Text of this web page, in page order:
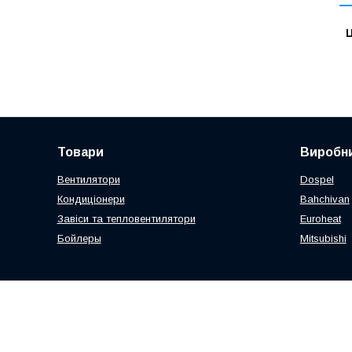
Товари
Вентилятори
Кондиціонери
Завіси та тепловентилятори
Бойлеры
Dospel
Bahchivan
Euroheat
Mitsubishi